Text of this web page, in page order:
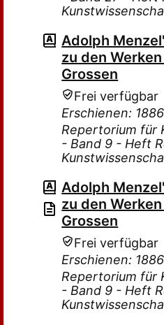
Adolph
zu den
Grossen
Frei verfügbar
Erschienen: 1886
Repertorium für
- Band 9 - Heft
Adolph
zu den
Grossen
Frei verfügbar
Erschienen: 1886
Repertorium für
- Band 9 - Heft